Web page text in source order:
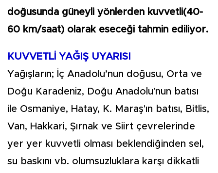
doğusunda güneyli yönlerden kuvvetli(40-
60 km/saat) olarak eseceği tahmin ediliyor.
KUVVETLİ YAĞIŞ UYARISI
Yağışların; İç Anadolu’nun doğusu, Orta ve
Doğu Karadeniz, Doğu Anadolu'nun batısı
ile Osmaniye, Hatay, K. Maraş'ın batısı, Bitlis,
Van, Hakkari, Şırnak ve Siirt çevrelerinde
yer yer kuvvetli olması beklendiğinden sel,
su baskını vb. olumsuzluklara karşı dikkatli